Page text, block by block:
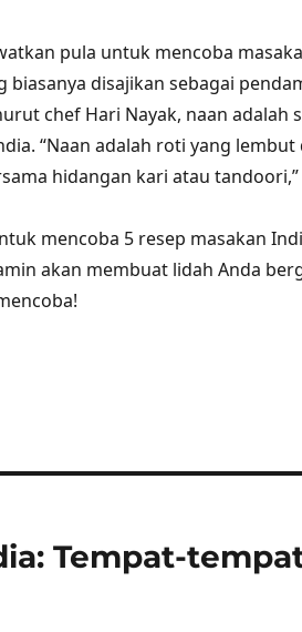
pula untuk mencoba
biasanya disajikan sebagai
chef Hari Nayak, naan adalah
“Naan adalah roti yang
hidangan kari atau tandoori,”
mencoba 5 resep masakan
akan membuat lidah Anda
Tempat-